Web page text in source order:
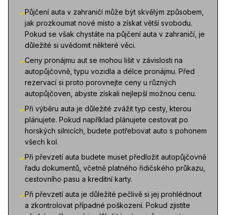
✓Půjčení auta v zahraničí může být skvělým způsobem,
jak prozkoumat nové místo a získat větší svobodu.
Pokud se však chystáte na půjčení auta v zahraničí, je
důležité si uvědomit některé věci.
✓Ceny pronájmu aut se mohou lišit v závislosti na
autopůjčovně, typu vozidla a délce pronájmu. Před
rezervací si proto porovnejte ceny u různých
autopůjčoven, abyste získali nejlepší možnou cenu.
✓Při výběru auta je důležité zvážit typ cesty, kterou
plánujete. Pokud například plánujete cestovat po
horských silnicích, budete potřebovat auto s pohonem
všech kol.
✓Při převzetí auta budete muset předložit autopůjčovně
řadu dokumentů, včetně platného řidičského průkazu,
cestovního pasu a kreditní karty.
✓Při převzetí auta je důležité pečlivě si jej prohlédnout
a zkontrolovat případné poškození. Pokud zjistíte